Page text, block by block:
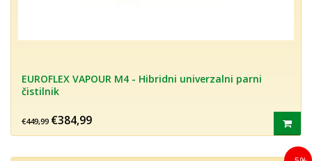
EUROFLEX VAPOUR M4 - Hibridni univerzalni parni
čistilnik
€449,99 €384,99